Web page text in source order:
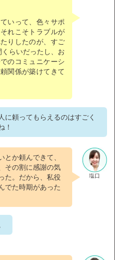
いって、色々サポ
れこそトラブルが
りしたのが、すご
らいだったし、お
のコミュニケーシ
関係が築けてきて
に頼ってもらえるのはすごく
！
塩口
か頼んできて、
その割に感謝の気
た。だから、私役
でた時期があった